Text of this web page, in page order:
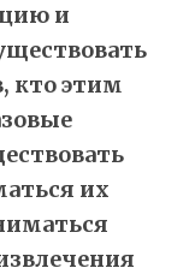
и
кто этим
их